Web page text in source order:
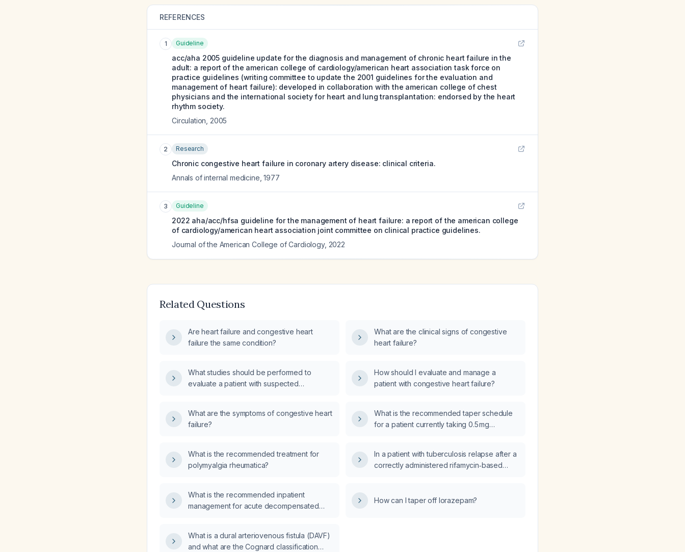
REFERENCES
1 Guideline
acc/aha 2005 guideline update for the diagnosis and management of chronic heart failure in the
adult: a report of the american college of cardiology/american heart association task force on
practice guidelines (writing committee to update the 2001 guidelines for the evaluation and
management of heart failure): developed in collaboration with the american college of chest
physicians and the international society for heart and lung transplantation: endorsed by the heart
rhythm society.
Circulation 2005
2 Research
Chronic congestive heart failure in coronary artery disease: clinical criteria.
Annals of internal medicine ,1977
3 Guideline
2022 aha/acc/hfsa guideline for the management of heart failure: a report of the american college
of cardiology/american heart association joint committee on clinical practice guidelines.
Journal of the American College of Cardiology, 2022
Related Questions
Are heart failure and congestive heart
failure the same condition?
What are the clinical signs of congestive
heart failure?
What studies should be performed to
evaluate a patient with suspected
How should I evaluate and manage a
patient with congestive heart failure?
What are the symptoms of congestive heart
failure?
What is the recommended taper schedule
for a patient currently taking 0.5 mg
What is the recommended treatment for
polymyalgia rheumatica?
In a patient with tuberculosis relapse after a
correctly administered rifamycin‑based
What is the recommended inpatient
management for acute decompensated
How can I taper off lorazepam?
What is a dural arteriovenous fistula (DAVF)
and what are the Cognard classification